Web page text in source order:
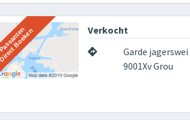
Verkocht
Garde jagerswei
9001Xv Grou